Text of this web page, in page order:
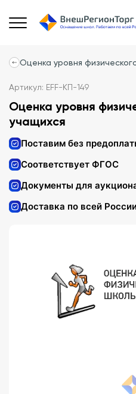
Оценка уровня
Артикул: EFF-КП-149
Оценка уровня
учащихся
Поставим без
Соответствует ФГОС
Документы для
Доставка по всей России